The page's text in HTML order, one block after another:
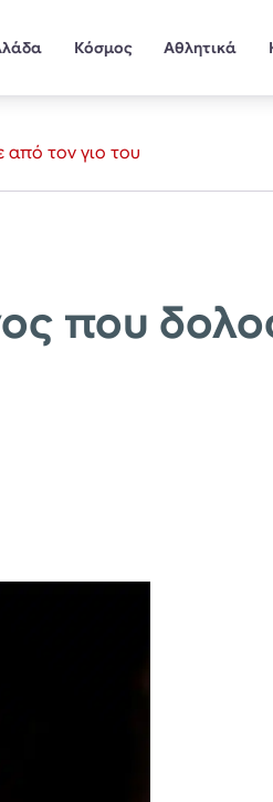
Κόσμος Αθλητικά
από τον γιο του
που